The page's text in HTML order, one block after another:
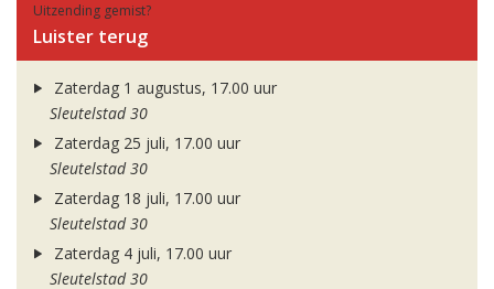
Uitzending gemist?
Luister terug
Zaterdag 1 augustus, 17.00 uur
Sleutelstad 30
Zaterdag 25 juli, 17.00 uur
Sleutelstad 30
Zaterdag 18 juli, 17.00 uur
Sleutelstad 30
Zaterdag 4 juli, 17.00 uur
Sleutelstad 30